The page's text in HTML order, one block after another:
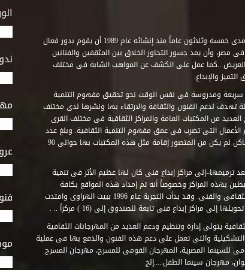
استطاع صندوق التنمية الثقافية على مدى خمسة وثلاثون عاماً منذ إنشائه عام 1989 أن يقوم بدور فعال
مصر، وأن يمد جسور التحاور الخلاق بين المثقفين والفنانين
..كما عمل على الكشف عن المواهب الشابة فى مختلف
والإبداع.
سريعة ومدروسة فى نفس الوقت نحو تحقيق مفهوم التنمية
تهدف لدعم الفنون والثقافة والارتقاء بها ونشرها لدى مختلف
من المكتبات العامة والمراكز الثقافية فى مختلف القرى
الأعمال التى تضرب فى عمق مفهوم التنمية الثقافية. وبلغ عدد
المكتبات التى أنشأها الصندوق فى أماكن لم يكن من المتصور إقامة مثل هذه المكتبات بها حوالى 90
ترميمها–إلى مراكز إبداع فنى كان لها عظيم الأثر فى تنمية
بهذه المراكز وخصوصاً أنه تم إمداد هذه المواقع بكافة
المتطلبات التى تكفل لها أداء دورها الثقافى والفنى. وقد بدأت التجربة عام 1996 ببيت الهراوى وامتدت
إلى مراكز إبداع فنى تابعة للصندوق إلى (16 ) مركزاً .. .
يتولى إدارة وتنظيم ودعم العديد من المهرجانات الثقافية
التشكيلية والتى تعمل على دعم هذه الفنون والدفع بها فى عملية
للسينما المصرية، المهرجان القومى للمسرح، مهرجان المسرح
مهرجان سينما الطفل.....إلخ